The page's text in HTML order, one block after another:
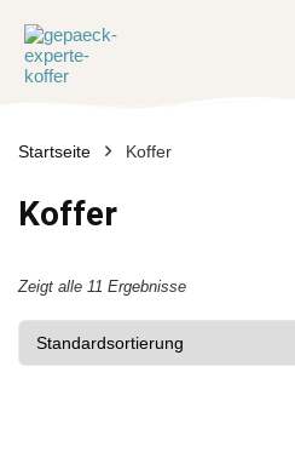
Startseite Koffer
Koffer
Zeigt alle 11 Ergebnisse